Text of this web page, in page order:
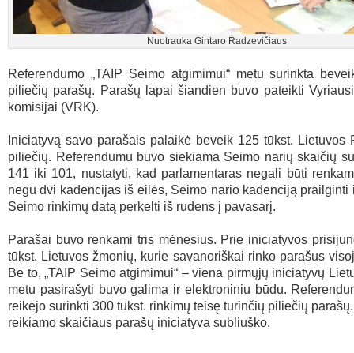
Nuotrauka Gintaro Radzevičiaus
Referendumo „TAIP Seimo atgimimui“ metu surinkta
piliečių parašų. Parašų lapai šiandien buvo pateikti
komisijai (VRK).
Iniciatyvą savo parašais palaikė beveik 125 tūkst. Lietuvos
piliečių. Referendumu buvo siekiama Seimo narių skaičių
141 iki 101, nustatyti, kad parlamentaras negali būti
negu dvi kadencijas iš eilės, Seimo nario kadenciją prailginti
Seimo rinkimų datą perkelti iš rudens į pavasarį.
Parašai buvo renkami tris mėnesius. Prie iniciatyvos
tūkst. Lietuvos žmonių, kurie savanoriškai rinko parašus
Be to, „TAIP Seimo atgimimui“ – viena pirmųjų iniciatyvų
metu pasirašyti buvo galima ir elektroniniu būdu.
reikėjo surinkti 300 tūkst. rinkimų teisę turinčių piliečių
reikiamo skaičiaus parašų iniciatyva subliuško.